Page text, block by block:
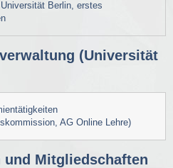
Universität Berlin, erstes
(Universität
AG Online Lehre)
Mitgliedschaften